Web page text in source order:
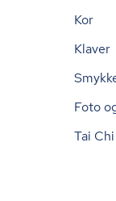
Kor
Klaver
Foto
Tai Chi